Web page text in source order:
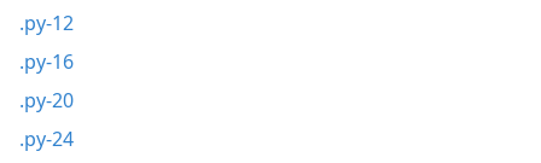
.py-12
.py-16
.py-20
.py-24